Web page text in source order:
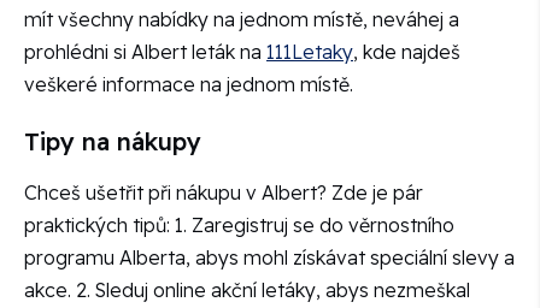
mít všechny nabídky na jednom místě, neváhej a
prohlédni si Albert leták na 111Letaky, kde najdeš
veškeré informace na jednom místě.
Tipy na nákupy
Chceš ušetřit při nákupu v Albert? Zde je pár
praktických tipů: 1. Zaregistruj se do věrnostního
programu Alberta, abys mohl získávat speciální slevy a
akce. 2. Sleduj online akční letáky, abys nezmeškal